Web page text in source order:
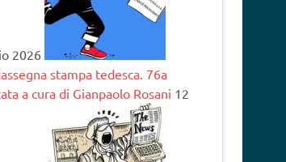
2026
stampa tedesca. 76a
a cura di Gianpaolo Rosani 12